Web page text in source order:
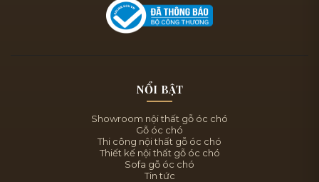
NỔI BẬT
Showroom nội thất gỗ óc chó
Gỗ óc chó
Thi công nội thất gỗ óc chó
Thiết kế nội thất gỗ óc chó
Sofa gỗ óc chó
Tin tức